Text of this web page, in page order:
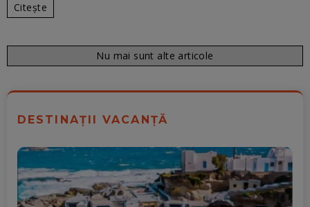
Citește
Nu mai sunt alte articole
DESTINAȚII VACANȚĂ